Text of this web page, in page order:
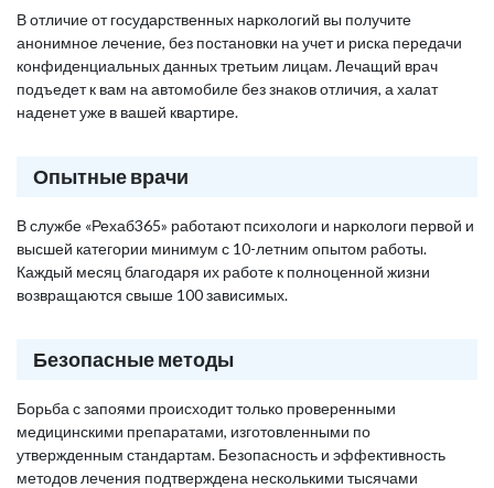
В отличие от государственных наркологий вы получите
анонимное лечение, без постановки на учет и риска передачи
конфиденциальных данных третьим лицам. Лечащий врач
подъедет к вам на автомобиле без знаков отличия, а халат
наденет уже в вашей квартире.
Опытные врачи
В службе «Рехаб365» работают психологи и наркологи первой и
высшей категории минимум с 10-летним опытом работы.
Каждый месяц благодаря их работе к полноценной жизни
возвращаются свыше 100 зависимых.
Безопасные методы
Борьба с запоями происходит только проверенными
медицинскими препаратами, изготовленными по
утвержденным стандартам. Безопасность и эффективность
методов лечения подтверждена несколькими тысячами